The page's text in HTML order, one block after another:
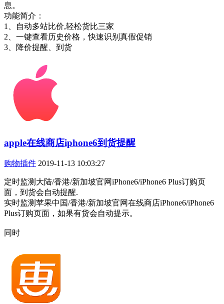
息。
功能简介：
1、自动多站比价,轻松货比三家
2、一键查看历史价格，快速识别真假促销
3、降价提醒、到货
apple在线商店iphone6到货提醒
购物插件 2019-11-13 10:03:27
定时监测大陆/香港/新加坡官网iPhone6/iPhone6 Plus订购页
面，到货会自动提醒.
实时监测苹果中国/香港/新加坡官网在线商店iPhone6/iPhone6
Plus订购页面，如果有货会自动提示。
同时